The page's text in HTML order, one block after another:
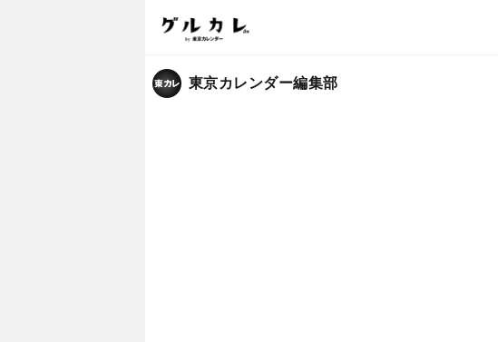
東京カレンダー編集部